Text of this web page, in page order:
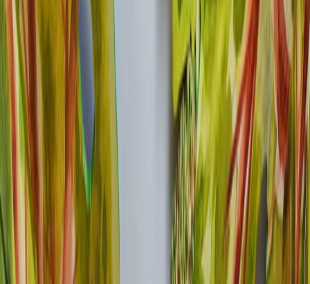
餐廳訂座
關於我們 客房
琳琅美味
推廣及優惠
婚宴及會議
酒店設施 遨賞香港